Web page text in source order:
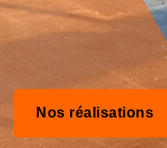
Nos réalisations